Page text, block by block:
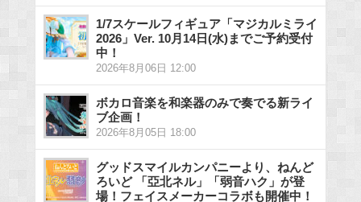
1/7スケールフィギュア「マジカルミライ
2026」Ver. 10月14日(水)までご予約受付
中！
2026年8月06日 12:00
ボカロ音楽を和楽器のみで奏でる新ライ
ブ企画！
2026年8月05日 18:00
グッドスマイルカンパニーより、ねんど
ろいど 「亞北ネル」「弱音ハク」が登
場！フェイスメーカーコラボも開催中！